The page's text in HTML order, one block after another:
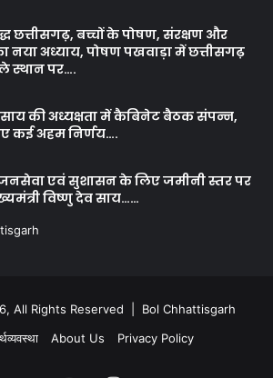
छत्तीसगढ़, बच्चों के पोषण, संरक्षण और
नया अध्याय, पोषण पखवाड़ा में छत्तीसगढ़
स्थान पर….
साय की अध्यक्षता में कैबिनेट बैठक संपन्न,
कई अहम निर्णय….
जनसेवा एवं सुशासन के लिए जमीनी स्तर पर
विष्णु देव साय……
All Rights Reserved | Bol Chhattisgarh
About Us Privacy Policy